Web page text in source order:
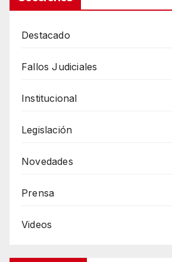
Destacado
Fallos Judiciales
Institucional
Legislación
Novedades
Prensa
Videos